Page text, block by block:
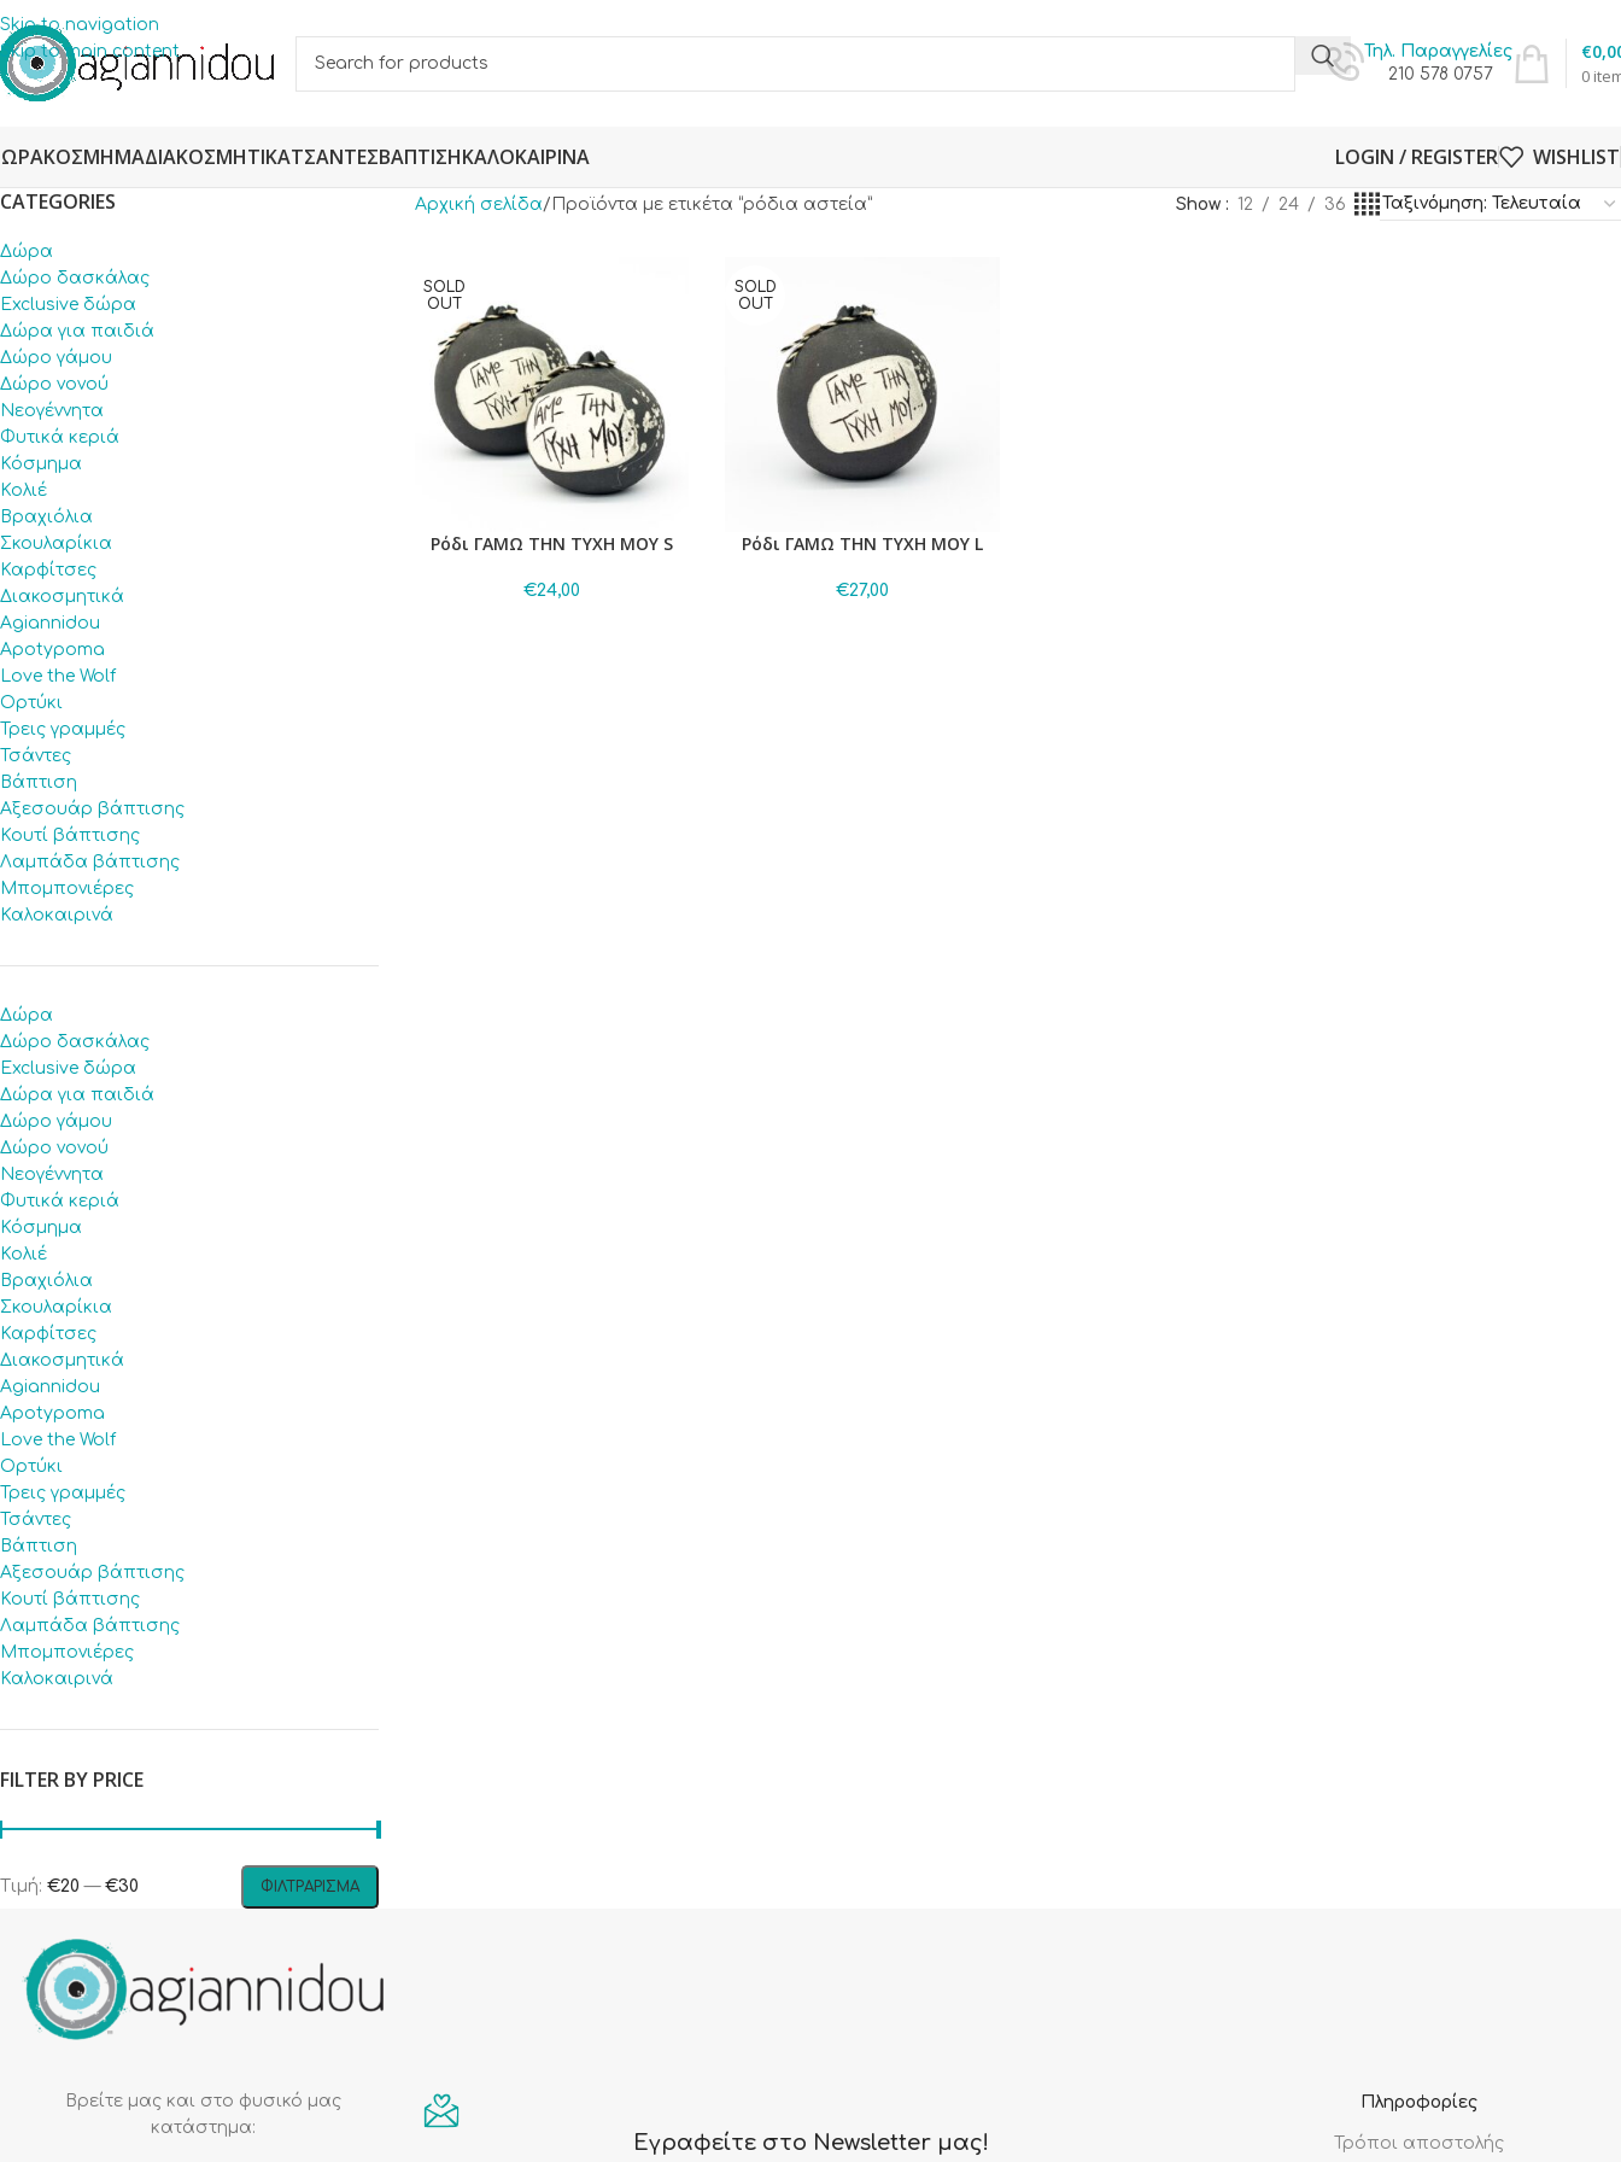
Skip to navigation
Skip to main content
Τηλ. Παραγγελίες
210 578 0757
0
€
ΚΌΣΜΗΜΑΔΙΑΚΟΣΜΗΤΙΚΆΤΣΆΝΤΕΣΒΆΠΤΙΣΗΚΑΛΟΚΑΙΡΙΝΆ LOGIN / REGISTER
WISHLIST
CATEGORIES
Δώρα
Δώρο δασκάλας
Exclusive δώρα
Δώρα για παιδιά
Δώρο γάμου
Δώρο νονού
Νεογέννητα
Φυτικά κεριά
Κόσμημα
Κολιέ
Βραχιόλια
Σκουλαρίκια
Καρφίτσες
Διακοσμητικά
Agiannidou
Apotypoma
Love the Wolf
Ορτύκι
Τρεις γραμμές
Τσάντες
Βάπτιση
Αξεσουάρ βάπτισης
Κουτί βάπτισης
Λαμπάδα βάπτισης
Μπομπονιέρες
Καλοκαιρινά
Δώρα
Δώρο δασκάλας
Exclusive δώρα
Δώρα για παιδιά
Δώρο γάμου
Δώρο νονού
Νεογέννητα
Φυτικά κεριά
Κόσμημα
Κολιέ
Βραχιόλια
Σκουλαρίκια
Καρφίτσες
Διακοσμητικά
Agiannidou
Apotypoma
Love the Wolf
Ορτύκι
Τρεις γραμμές
Τσάντες
Βάπτιση
Αξεσουάρ βάπτισης
Κουτί βάπτισης
Λαμπάδα βάπτισης
Μπομπονιέρες
Καλοκαιρινά
FILTER BY PRICE
ΦΙΛΤΡΆΡΙΣΜΑ
Τιμή: €20 — €30
Αρχική σελίδα Προϊόντα με ετικέτα “ρόδια αστεία” Show 12 24 36
SOLD
OUT
Ρόδι ΓΑΜΩ ΤΗΝ ΤΥΧΗ ΜΟΥ S
€24,00
SOLD
OUT
Ρόδι ΓΑΜΩ ΤΗΝ ΤΥΧΗ ΜΟΥ L
€27,00
Βρείτε μας και στο φυσικό μας
κατάστημα:
Εγραφείτε στο Newsletter μας!
Πληροφορίες
Τρόποι αποστολής